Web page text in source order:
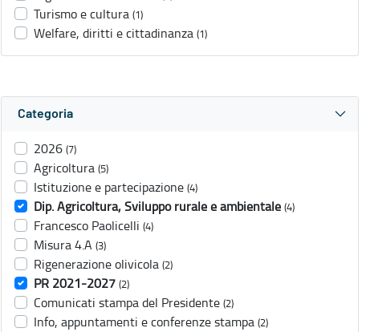
Turismo e cultura (1)
Welfare, diritti e cittadinanza (1)
Categoria
2026 (7)
Agricoltura (5)
Istituzione e partecipazione (4)
Dip. Agricoltura, Sviluppo rurale e ambientale (4)
Francesco Paolicelli (4)
Misura 4.A (3)
Rigenerazione olivicola (2)
PR 2021-2027 (2)
Comunicati stampa del Presidente (2)
Info, appuntamenti e conferenze stampa (2)